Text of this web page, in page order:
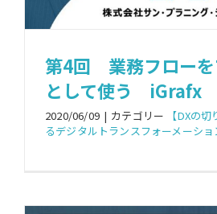
第4回 業務フローを
として使う iGrafx
2020/06/09 | カテゴリー
【DXの
るデジタルトランスフォーメーショ